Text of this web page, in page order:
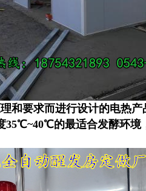
和要求而进行设计的电热
35℃~40℃的最适合发酵环